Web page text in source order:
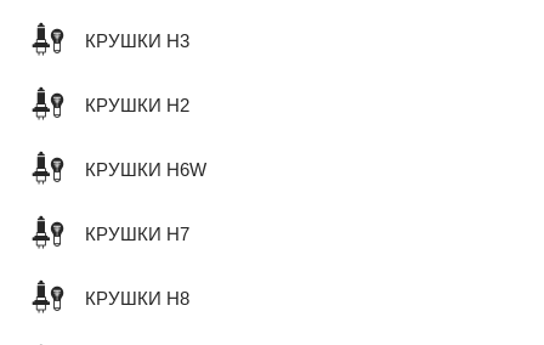
КРУШКИ H3
КРУШКИ H2
КРУШКИ H6W
КРУШКИ H7
КРУШКИ H8